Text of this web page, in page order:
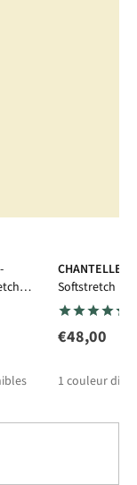
CHANTELLE
Softstretch
€48,00
1 couleur